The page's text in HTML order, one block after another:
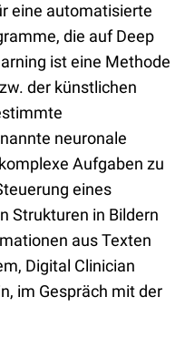
eine automatisierte
die auf Deep
ist eine Methode
der künstlichen
neuronale
Aufgaben zu
eines
Strukturen in Bildern
aus Texten
Digital Clinician
im Gespräch mit der